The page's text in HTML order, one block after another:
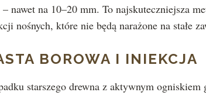
nawet na 10–20 mm. To najskuteczniejsza
nośnych, które nie będą narażone na stałe
BOROWA I INIEKCJA
starszego drewna z aktywnym ogniskiem